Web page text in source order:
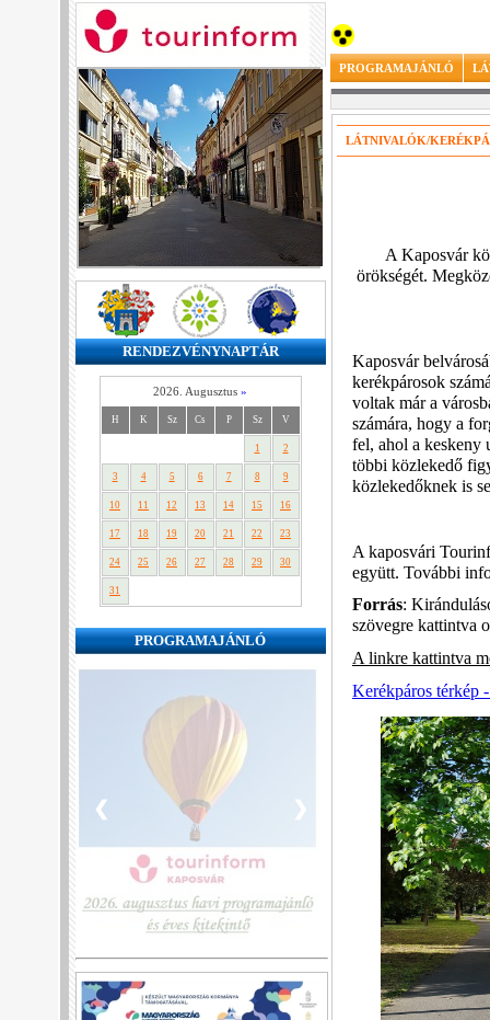
RENDEZVÉNYNAPTÁR
2026. Augusztus »
H K Sz Cs P Sz V
1 2
3 4 5 6 7 8 9
10 11 12 13 14 15 16
17 18 19 20 21 22 23
24 25 26 27 28 29 30
31
PROGRAMAJÁNLÓ
❮ ❯
PROGRAMAJÁNLÓ
LÁTNIVALÓK/
A Kaposvár
örökségét.
Kaposvár
kerékpárosok
voltak már a
számára, hogy a
fel, ahol a keskeny
többi közlekedő
közlekedőknek is
A kaposvári
együtt. További
Forrás:
szövegre kattintva
A linkre kattintva
Kerékpáros térkép